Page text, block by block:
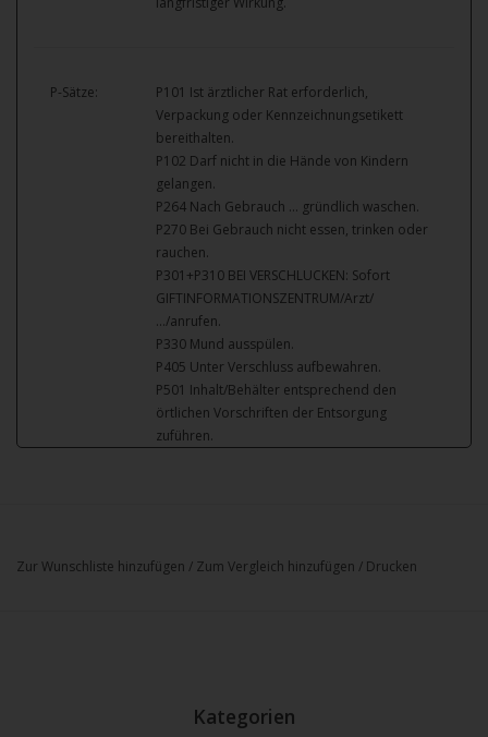
P-Sätze:
P101 Ist ärztlicher Rat erforderlich,
Verpackung oder Kennzeichnungsetikett
bereithalten.
P102 Darf nicht in die Hände von Kindern
gelangen.
P264 Nach Gebrauch … gründlich waschen.
P270 Bei Gebrauch nicht essen, trinken oder
rauchen.
P301+P310 BEI VERSCHLUCKEN: Sofort
GIFTINFORMATIONSZENTRUM/Arzt/
…/anrufen.
P330 Mund ausspülen.
P405 Unter Verschluss aufbewahren.
P501 Inhalt/Behälter entsprechend den
örtlichen Vorschriften der Entsorgung
zuführen.
Zur Wunschliste hinzufügen / Zum Vergleich hinzufügen / Drucken
Kategorien